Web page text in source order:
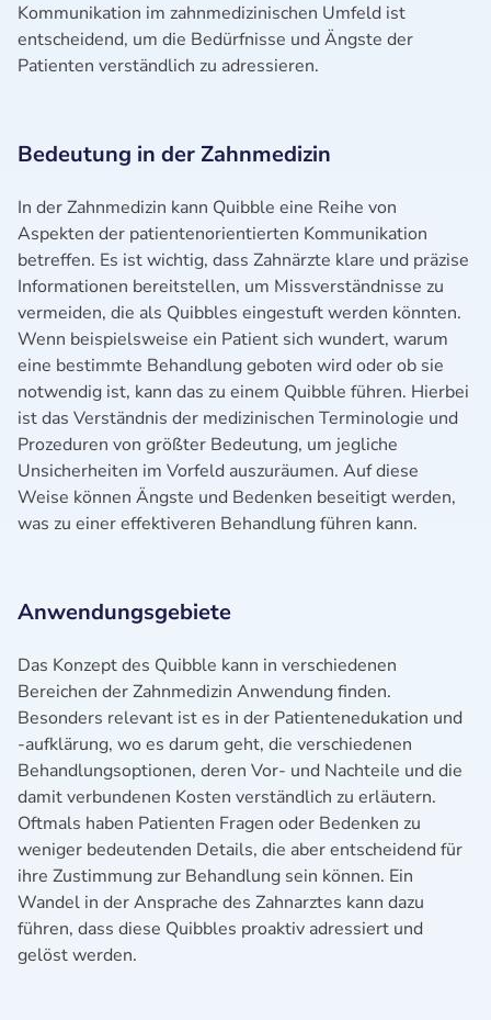
Kommunikation im zahnmedizinischen Umfeld ist
entscheidend, um die Bedürfnisse und Ängste der
Patienten verständlich zu adressieren.
Bedeutung in der Zahnmedizin
In der Zahnmedizin kann Quibble eine Reihe von
Aspekten der patientenorientierten Kommunikation
betreffen. Es ist wichtig, dass Zahnärzte klare und präzise
Informationen bereitstellen, um Missverständnisse zu
vermeiden, die als Quibbles eingestuft werden könnten.
Wenn beispielsweise ein Patient sich wundert, warum
eine bestimmte Behandlung geboten wird oder ob sie
notwendig ist, kann das zu einem Quibble führen. Hierbei
ist das Verständnis der medizinischen Terminologie und
Prozeduren von größter Bedeutung, um jegliche
Unsicherheiten im Vorfeld auszuräumen. Auf diese
Weise können Ängste und Bedenken beseitigt werden,
was zu einer effektiveren Behandlung führen kann.
Anwendungsgebiete
Das Konzept des Quibble kann in verschiedenen
Bereichen der Zahnmedizin Anwendung finden.
Besonders relevant ist es in der Patientenedukation und
-aufklärung, wo es darum geht, die verschiedenen
Behandlungsoptionen, deren Vor- und Nachteile und die
damit verbundenen Kosten verständlich zu erläutern.
Oftmals haben Patienten Fragen oder Bedenken zu
weniger bedeutenden Details, die aber entscheidend für
ihre Zustimmung zur Behandlung sein können. Ein
Wandel in der Ansprache des Zahnarztes kann dazu
führen, dass diese Quibbles proaktiv adressiert und
gelöst werden.